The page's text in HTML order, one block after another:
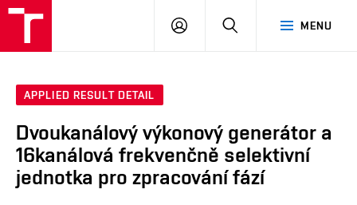
MENU
LOG
SEARCH
APPLIED RESULT DETAIL
Dvoukanálový výkonový generátor a
16kanálová frekvenčně selektivní
jednotka pro zpracování fází